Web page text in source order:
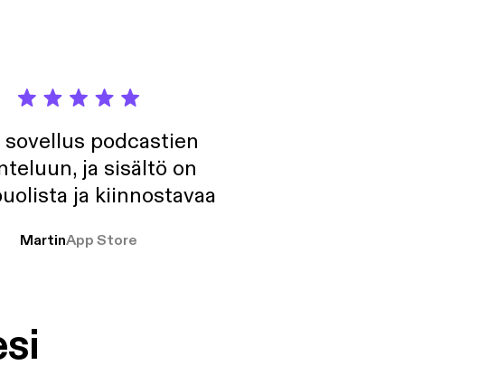
sovellus podcastien
ja sisältö on
ja kiinnostavaa
MartinApp Store